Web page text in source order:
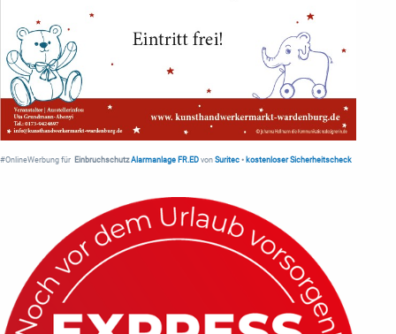
#OnlineWerbung für Einbruchschutz Alarmanlage FR.ED von Suritec • kostenloser Sicherheitscheck